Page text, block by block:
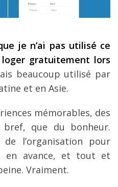
je n’ai pas utilisé ce
gratuitement lors
beaucoup utilisé par
et en Asie.
mémorables, des
bref, que du bonheur.
de l’organisation pour
en avance, et tout et
Vraiment.